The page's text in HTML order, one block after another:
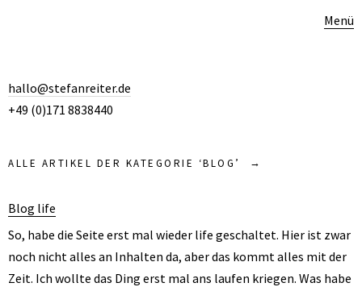
Menü
hallo@stefanreiter.de
+49 (0)171 8838440
ALLE ARTIKEL DER KATEGORIE ‘BLOG ’
Blog life
So, habe die Seite erst mal wieder life geschaltet. Hier ist zwar
noch nicht alles an Inhalten da, aber das kommt alles mit der
Zeit. Ich wollte das Ding erst mal ans laufen kriegen. Was habe